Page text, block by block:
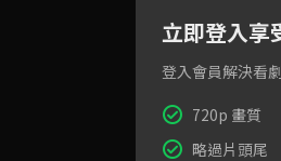
立即登入享
登入會員解決看
720p 畫質
略過片頭尾